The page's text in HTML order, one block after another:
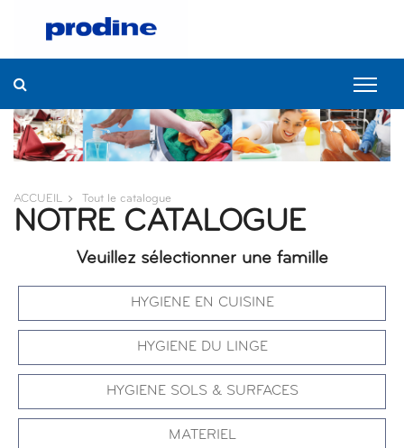
ACCUEIL Tout le catalogue
NOTRE CATALOGUE
Veuillez sélectionner une famille
HYGIENE EN CUISINE
HYGIENE DU LINGE
HYGIENE SOLS & SURFACES
MATERIEL